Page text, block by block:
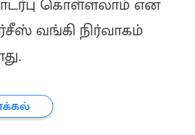
கொள்ளலாம் என
வங்கி நிர்வாகம்